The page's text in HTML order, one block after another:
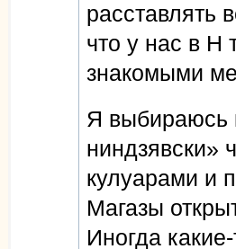
расставлять
что у нас в Н
знакомыми
Я выбираюсь
ниндзявски»
кулуарами и
Магазы
Иногда